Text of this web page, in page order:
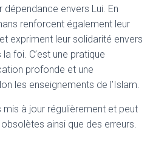
envers Lui. En
renforcent également leur
expriment leur solidarité envers
foi. C’est une pratique
profonde et une
les enseignements de l’Islam.
à jour régulièrement et peut
ainsi que des erreurs.